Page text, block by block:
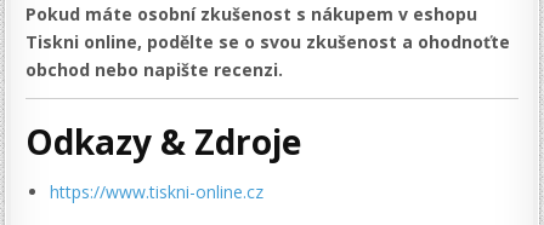
Pokud máte osobní zkušenost s nákupem v eshopu
Tiskni online, podělte se o svou zkušenost a ohodnoťte
obchod nebo napište recenzi.
Odkazy & Zdroje
https://www.tiskni-online.cz